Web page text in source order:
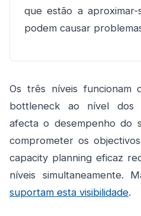
que estão a
podem causar
Os três níveis funcionam
bottleneck ao nível dos
afecta o desempenho do
comprometer os
capacity planning eficaz
níveis simultaneamente.
suportam esta visibilidade.